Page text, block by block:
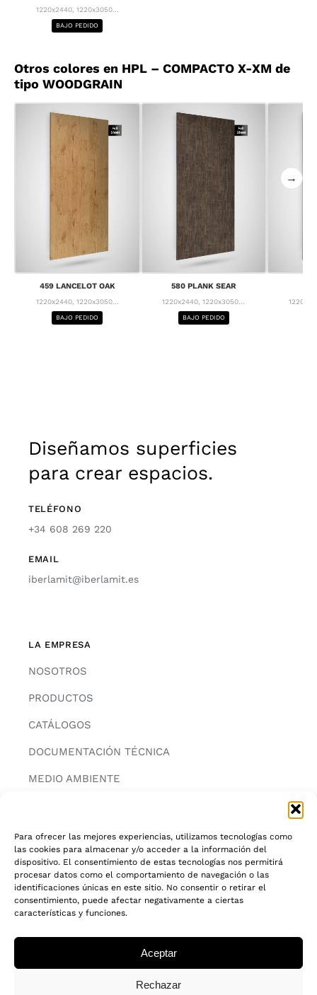
Para ofrecer las mejores experiencias, utilizamos tecnologías como
las cookies para almacenar y/o acceder a la información del
dispositivo. El consentimiento de estas tecnologías nos permitirá
procesar datos como el comportamiento de navegación o las
identificaciones únicas en este sitio. No consentir o retirar el
consentimiento, puede afectar negativamente a ciertas
características y funciones.
Aceptar
Rechazar
1220x2440, 1220x3050...
BAJO PEDIDO
Otros colores en HPL – COMPACTO X-XM de
tipo WOODGRAIN
459 LANCELOT OAK
1220x2440, 1220x3050...
BAJO PEDIDO
580 PLANK SEAR
1220x2440, 1220x3050...
BAJO PEDIDO
→
Diseñamos superficies
para crear espacios.
TELÉFONO
+34 608 269 220
EMAIL
iberlamit@iberlamit.es
LA EMPRESA
NOSOTROS
PRODUCTOS
CATÁLOGOS
DOCUMENTACIÓN TÉCNICA
MEDIO AMBIENTE
INFORMACIÓN
AVISO LEGAL
POLITICA DE PRIVACIDAD
CADENA DE CUSTODIA FSC®